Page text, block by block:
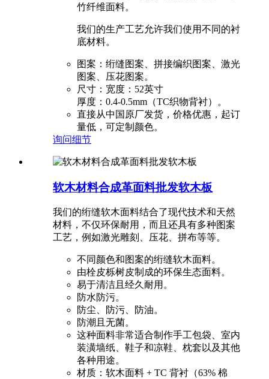
竹纤维面料。
我们的生产工艺允许我们使用不同的衬
底材料。
图案：绗缝图案、拼接编织图案、激光
图案、压花图案。
尺寸：宽度：52英寸
厚度：0.4-0.5mm（TC织物背衬）。
直接从中国原厂发货，价格优惠，起订
量低，可定制颜色。
询问细节
软木材料合成革面料批发软木板
我们的绗缝软木面料结合了现代技术和天然
材料，不仅环保耐用，而且还具有多种图案
工艺，例如激光雕刻、压花、拼布等等。
不同颜色和图案的绗缝软木面料。
由栓皮栎树皮制成的环保生态面料。
易于清洁且经久耐用。
防水防污。
防尘、防污、防油。
防潮且无菌。
这种面料非常适合制作手工包袋、室内
装潢墙纸、鞋子和凉鞋、枕套以及其他
各种用途。
材质：软木面料 + TC 背衬（63% 棉